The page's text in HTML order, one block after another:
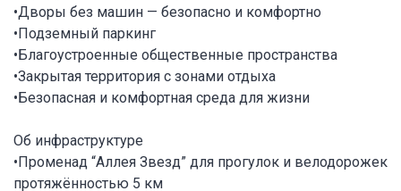
•Дворы без машин — безопасно и комфортно
•Подземный паркинг
•Благоустроенные общественные пространства
•Закрытая территория с зонами отдыха
•Безопасная и комфортная среда для жизни
Об инфраструктуре
•Променад “Аллея Звезд” для прогулок и велодорожек
протяжённостью 5 км